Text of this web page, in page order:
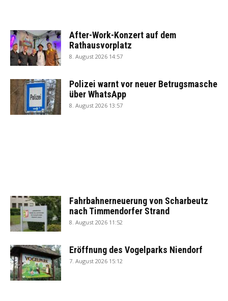
After-Work-Konzert auf dem
Rathausvorplatz
8. August 2026 14:57
Polizei warnt vor neuer Betrugsmasche
über WhatsApp
8. August 2026 13:57
Fahrbahnerneuerung von Scharbeutz
nach Timmendorfer Strand
8. August 2026 11:52
Eröffnung des Vogelparks Niendorf
7. August 2026 15:12